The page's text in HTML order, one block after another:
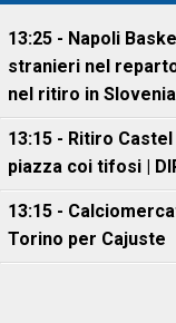
13:25 - Napoli
stranieri nel
nel ritiro in Slovenia
13:15 - Ritiro
piazza coi tifosi |
13:15 -
Torino per Cajuste